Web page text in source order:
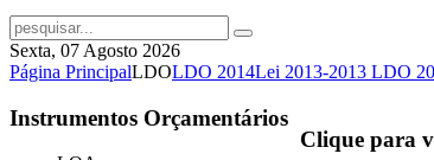
Sexta, 07 Agosto 2026
Página PrincipalLDOLDO 2014Lei 2013-2013 LDO
Clique para
Instrumentos Orçamentários